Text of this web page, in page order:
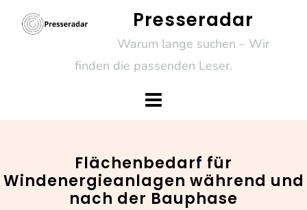
Presseradar
Warum lange suchen – Wir
finden die passenden Leser.
Flächenbedarf für
Windenergieanlagen während und
nach der Bauphase